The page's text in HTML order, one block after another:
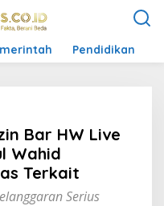
Pendidikan
Bar HW Live
Wahid
Terkait
Serius